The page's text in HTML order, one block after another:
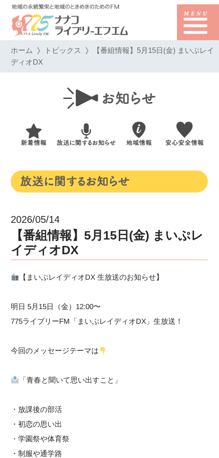
ホーム トピックス 【番組情報】5月15日(金) まいぷレイ
ディオDX
2026/05/14
【番組情報】5月15日(金) まいぷレ
イディオDX
【まいぷレイディオDX 生放送のお知らせ】
明日 5月15日（金）12:00〜
775ライブリーFM「まいぷレイディオDX」生放送！
今回のメッセージテーマは
「青春と聞いて思い出すこと」
・放課後の部活
・初恋の思い出
・学園祭や体育祭
・制服や通学路